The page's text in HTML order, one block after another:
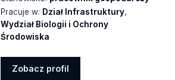
Pracuje w: Dział Infrastruktury,
Wydział Biologii i Ochrony
Środowiska
Zobacz profil